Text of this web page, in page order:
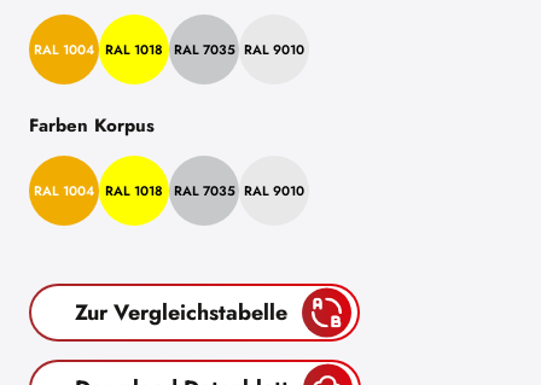
RAL 1004 RAL 1018 RAL 7035 RAL 9010
Farben Korpus
RAL 1004 RAL 1018 RAL 7035 RAL 9010
Zur Vergleichstabelle